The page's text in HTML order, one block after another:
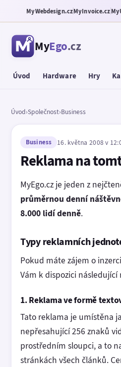
MyWebdesign.czMyInvoice.cz
MyEgo.cz
Úvod Hardware Hry
Úvod›Společnost›Business
Business 16. května 2008 v
Reklama na
MyEgo.cz je jeden z
průměrnou denní
8.000 lidí denně.
Typy reklamních
Pokud máte zájem o
Vám k dispozici
1. Reklama ve formě
Tato reklama je umístěna
nepřesahující 256 znaků
prostředním sloupci, a to
stránkách všech článků.